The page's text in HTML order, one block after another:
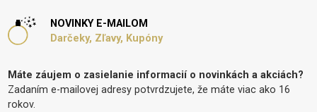
NOVINKY E-MAILOM
Darčeky, Zľavy, Kupóny
Máte záujem o zasielanie informacií o novinkách a akciách?
Zadaním e-mailovej adresy potvrdzujete, že máte viac ako 16
rokov.